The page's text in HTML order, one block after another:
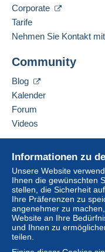
Informationen zu
Unsere Website
Ihnen die gewünschten
stellen, die Sicherheit
Ihre Präferenzen zu
angenehmer zu
Website an Ihre
und Ihnen zu
teilen.
Corporate
Tarife
Nehmen Sie Kontakt
Community
Blog
Kalender
Forum
Videos
Online-Hilfe
Auf Delcampe kaufen
Auf Delcampe
Eine sichere Website